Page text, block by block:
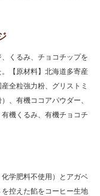
くるみ、チョコチップを
【原材料】北海道多寄産
全粒強力粉、グリストミ
、有機ココアパウダー、
機くるみ、有機チョコチ
学肥料不使用）とアガベ
控えた餡をコーヒー生地